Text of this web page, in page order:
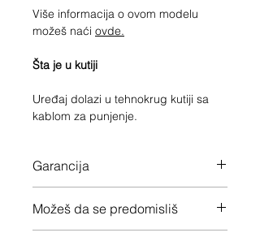
Više informacija o ovom modelu
možeš naći ovde.
Šta je u kutiji
Uređaj dolazi u tehnokrug kutiji sa
kablom za punjenje.
Garancija
Možeš da se predomisliš